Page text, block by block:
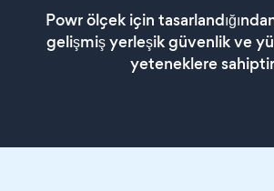
Powr ölçek için
gelişmiş yerleşik güvenlik ve
yeteneklere